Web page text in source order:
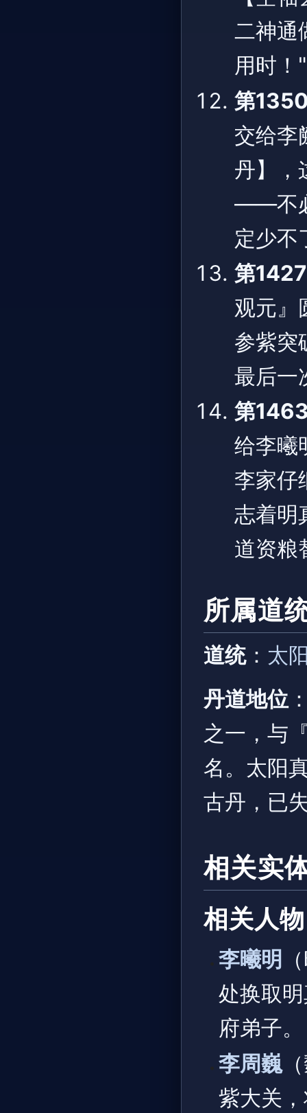
二神通
用时！
第
交给李
丹】，
——不
定少不
第
观元』
参紫突
最后一
第
给李曦
李家仔
志着明
道资粮
所属道
道统： 太
丹道地位
之一，与
名。太阳
古丹，已
相关实
相关人物
李曦明
处换取
府弟子。
李周巍
紫大关